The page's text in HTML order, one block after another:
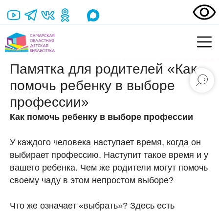
Памятка для родителей «Как
помочь ребенку в выборе
профессии»
Как помочь ребенку в выборе профессии
У каждого человека наступает время, когда он
выбирает профессию. Наступит такое время и у
вашего ребенка. Чем же родители могут помочь
своему чаду в этом непростом выборе?
Что же означает «выбрать»? Здесь есть